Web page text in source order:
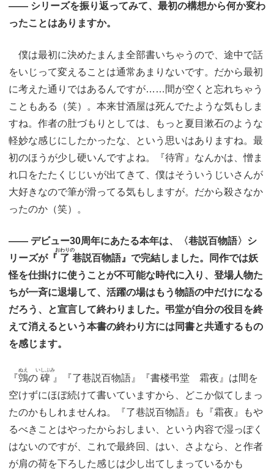
―― シリーズを振り返ってみて、最初の構想から何か変わ
ったことはありますか。
僕は最初に決めたまんま全部書いちゃうので、途中で話
をいじって変えることは通常あまりないです。だから最初
に考えた通りではあるんですが……間が空くと忘れちゃう
こともある（笑）。本来甘酒屋は死んでたような気もしま
すね。作者の肚づもりとしては、もっと夏目漱石のような
軽妙な感じにしたかったな、という思いはありますね。最
初のほうが少し硬いんですよね。『待宵』なんかは、憎ま
れ口をたたくじじいが出てきて、僕はそういうじいさんが
大好きなので筆が滑ってる気もしますが。だから殺さなか
ったのか（笑）。
―― デビュー30周年にあたる本年は、〈巷説百物語〉シ
リーズが『 了
おわりの
巷説百物語』で完結しました。同作では妖
怪を仕掛けに使うことが不可能な時代に入り、登場人物た
ちが一斉に退場して、活躍の場はもう物語の中だけになる
だろう、と宣言して終わりました。弔堂が自分の役目を終
えて消えるという本書の終わり方には同書と共通するもの
を感じます。
『鵼
ぬえ
の 碑
いしぶみ
』『了巷説百物語』『書楼弔堂 霜夜』は間を
空けずにほぼ続けて書いていますから、どこか似てしまっ
たのかもしれませんね。『了巷説百物語』も『霜夜』もや
るべきことはやったからおしまい、という内容で湿っぽく
はないのですが、これで最終回、はい、さよなら、と作者
が肩の荷を下ろした感じは少し出てしまっているかも